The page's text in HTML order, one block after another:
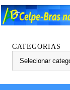
CATEGORIAS